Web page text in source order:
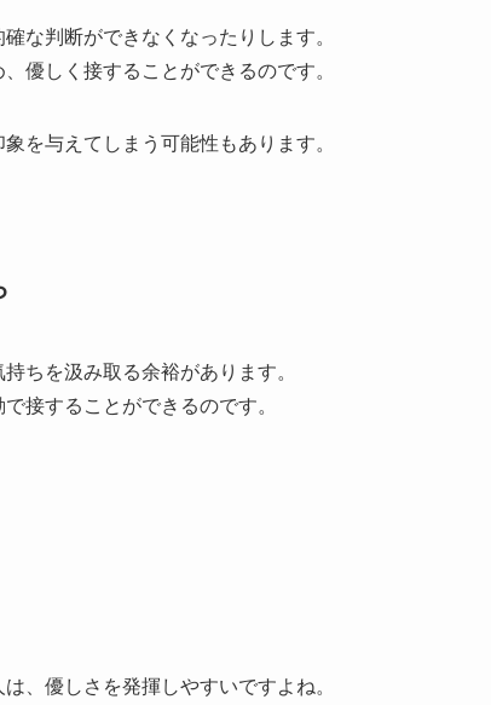
な判断ができなくなったりします。
優しく接することができるのです。
を与えてしまう可能性もあります。
ちを汲み取る余裕があります。
接することができるのです。
、優しさを発揮しやすいですよね。